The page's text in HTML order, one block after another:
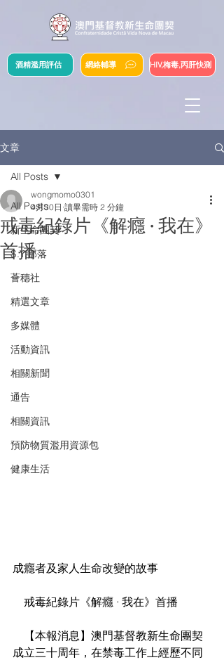
網絡輔導
酒精濫用評估 HIV,梅毒,丙肝快測
文章
All Posts
新生命團契
S.Y.部落
薈穗社
精選文章
多媒體
活動資訊
相關新聞
通告
相關資訊
預防物質濫用資源包
健康生活
All Posts
戒毒紀錄片《解癮 · 我在》
首播
wongmomo0301
4月30日 讀畢需時 2 分鐘
成癮者及家人生命改變的故事
戒毒紀錄片《解癮 · 我在》首播
【本報消息】澳門基督教新生命團契
成立三十周年，在禁毒工作上經歷不同